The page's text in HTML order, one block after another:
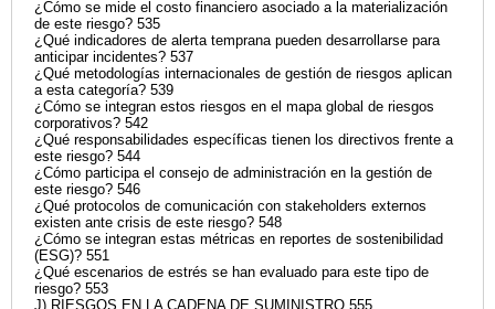
¿Cómo se mide el costo financiero asociado a la materialización
de este riesgo? 535
¿Qué indicadores de alerta temprana pueden desarrollarse para
anticipar incidentes? 537
¿Qué metodologías internacionales de gestión de riesgos aplican
a esta categoría? 539
¿Cómo se integran estos riesgos en el mapa global de riesgos
corporativos? 542
¿Qué responsabilidades específicas tienen los directivos frente a
este riesgo? 544
¿Cómo participa el consejo de administración en la gestión de
este riesgo? 546
¿Qué protocolos de comunicación con stakeholders externos
existen ante crisis de este riesgo? 548
¿Cómo se integran estas métricas en reportes de sostenibilidad
(ESG)? 551
¿Qué escenarios de estrés se han evaluado para este tipo de
riesgo? 553
J) RIESGOS EN LA CADENA DE SUMINISTRO 555